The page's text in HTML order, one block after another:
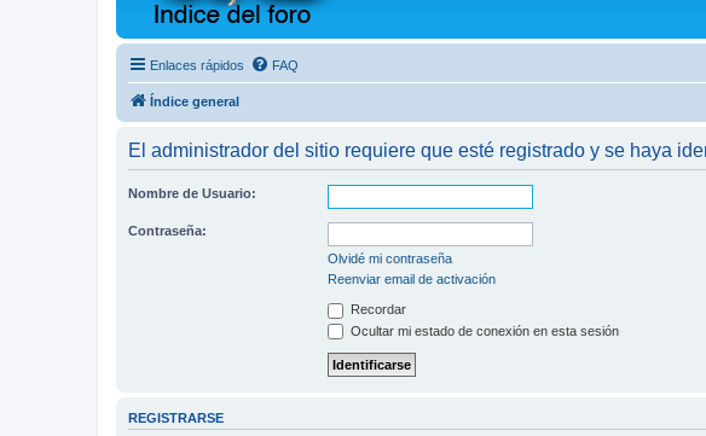
Enlaces rápidos FAQ
Índice general
El administrador del sitio requiere que esté registrado y se haya
Nombre de Usuario:
Contraseña:
Olvidé mi contraseña
Reenviar email de activación
Recordar
Ocultar mi estado de conexión en esta sesión
REGISTRARSE